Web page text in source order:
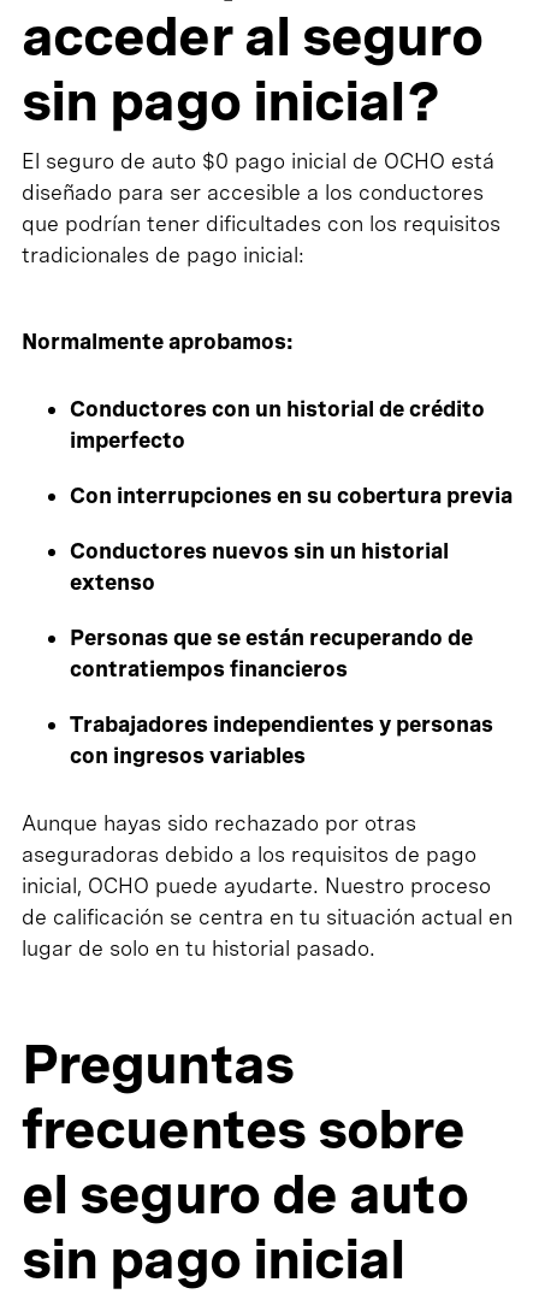
acceder al seguro
sin pago inicial?
El seguro de auto $0 pago inicial de OCHO está
diseñado para ser accesible a los conductores
que podrían tener dificultades con los requisitos
tradicionales de pago inicial:
Normalmente aprobamos:
Conductores con un historial de crédito
imperfecto
Con interrupciones en su cobertura previa
Conductores nuevos sin un historial
extenso
Personas que se están recuperando de
contratiempos financieros
Trabajadores independientes y personas
con ingresos variables
Aunque hayas sido rechazado por otras
aseguradoras debido a los requisitos de pago
inicial, OCHO puede ayudarte. Nuestro proceso
de calificación se centra en tu situación actual en
lugar de solo en tu historial pasado.
Preguntas
frecuentes sobre
el seguro de auto
sin pago inicial